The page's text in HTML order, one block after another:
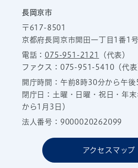
長岡京市
〒617-8501
京都府長岡京市開田一丁目1番1号
電話：075-951-2121
（代表）
ファクス：075-951-5410（代表
開庁時間：午前8時30分から午
閉庁日：土曜・日曜・祝日・年
から1月3日）
法人番号：9000020262099
アクセスマップ